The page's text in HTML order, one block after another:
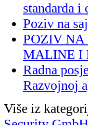
standarda
Poziv na
POZIV
MALINE I
Radna
Razvojnoj
Više iz